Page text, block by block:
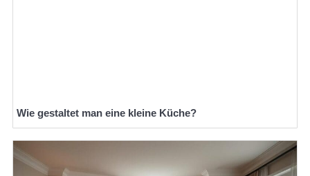
Wie gestaltet man eine kleine Küche?